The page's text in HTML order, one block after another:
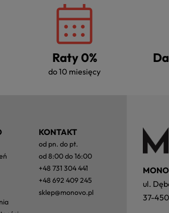
Raty 0%
do 10 miesięcy
ul.
37-
KONTAKT
od pn. do pt.
od 8:00 do 16:00
+48 731 304 441
+48 692 409 245
sklep@monovo.pl